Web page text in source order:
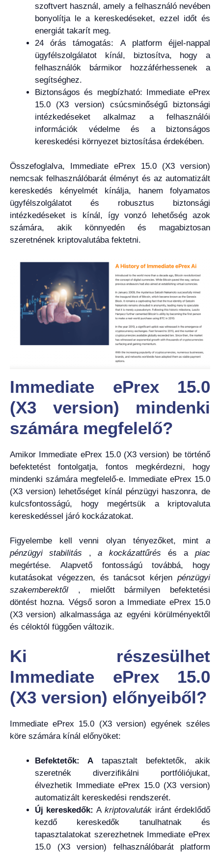
szoftvert használ, amely a felhasználó nevében
bonyolítja le a kereskedéseket, ezzel időt és
energiát takarít meg.
24 órás támogatás: A platform éjjel-nappal
ügyfélszolgálatot kínál, biztosítva, hogy a
felhasználók bármikor hozzáférhessenek a
segítséghez.
Biztonságos és megbízható: Immediate ePrex
15.0 (X3 version) csúcsminőségű biztonsági
intézkedéseket alkalmaz a felhasználói
információk védelme és a biztonságos
kereskedési környezet biztosítása érdekében.
Összefoglalva, Immediate ePrex 15.0 (X3 version)
nemcsak felhasználóbarát élményt és az automatizált
kereskedés kényelmét kínálja, hanem folyamatos
ügyfélszolgálatot és robusztus biztonsági
intézkedéseket is kínál, így vonzó lehetőség azok
számára, akik könnyedén és magabiztosan
szeretnének kriptovalutába fektetni.
Immediate ePrex 15.0
(X3 version) mindenki
számára megfelelő?
Amikor Immediate ePrex 15.0 (X3 version) be történő
befektetést fontolgatja, fontos megkérdezni, hogy
mindenki számára megfelelő-e. Immediate ePrex 15.0
(X3 version) lehetőséget kínál pénzügyi haszonra, de
kulcsfontosságú, hogy megértsük a kriptovaluta
kereskedéssel járó kockázatokat.
Figyelembe kell venni olyan tényezőket, mint a
pénzügyi stabilitás , a kockázattűrés és a piac
megértése. Alapvető fontosságú továbbá, hogy
kutatásokat végezzen, és tanácsot kérjen pénzügyi
szakemberektől , mielőtt bármilyen befektetési
döntést hozna. Végső soron a Immediate ePrex 15.0
(X3 version) alkalmassága az egyéni körülményektől
és céloktól függően változik.
Ki részesülhet
Immediate ePrex 15.0
(X3 version) előnyeiből?
Immediate ePrex 15.0 (X3 version) egyének széles
köre számára kínál előnyöket:
Befektetők: A tapasztalt befektetők, akik
szeretnék diverzifikálni portfóliójukat,
élvezhetik Immediate ePrex 15.0 (X3 version)
automatizált kereskedési rendszerét.
Új kereskedők: A kriptovaluták iránt érdeklődő
kezdő kereskedők tanulhatnak és
tapasztalatokat szerezhetnek Immediate ePrex
15.0 (X3 version) felhasználóbarát platform